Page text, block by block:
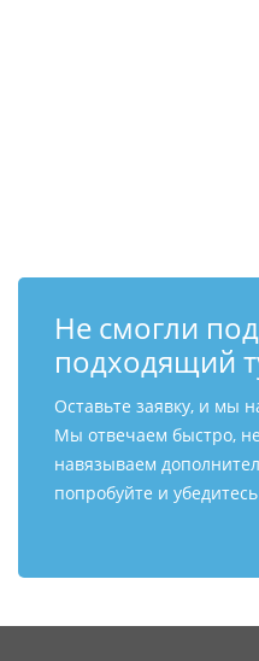
Не смогли
подходящий
Оставьте заявку, и мы
Мы отвечаем быстро,
навязываем
попробуйте и